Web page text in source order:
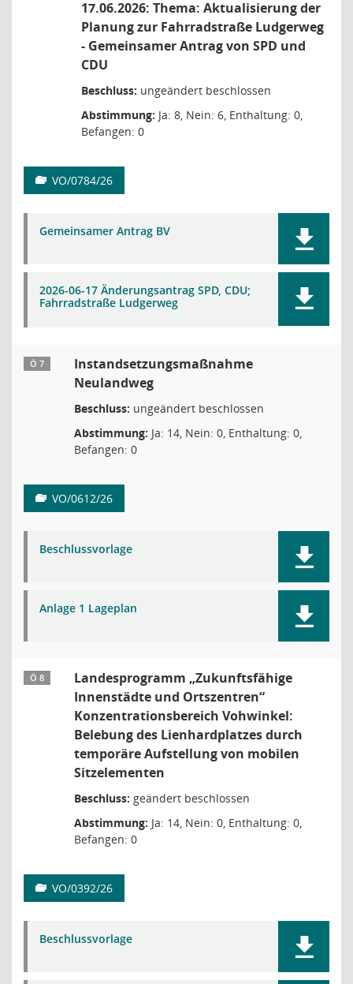
17.06.2026: Thema: Aktualisierung der
Planung zur Fahrradstraße Ludgerweg
- Gemeinsamer Antrag von SPD und
CDU
Beschluss: ungeändert beschlossen
Abstimmung: Ja: 8, Nein: 6, Enthaltung: 0,
Befangen: 0
VO/0784/26
Gemeinsamer Antrag BV
2026-06-17 Änderungsantrag SPD, CDU;
Fahrradstraße Ludgerweg
Ö 7
Instandsetzungsmaßnahme
Neulandweg
Beschluss: ungeändert beschlossen
Abstimmung: Ja: 14, Nein: 0, Enthaltung: 0,
Befangen: 0
VO/0612/26
Beschlussvorlage
Anlage 1 Lageplan
Ö 8
Landesprogramm „Zukunftsfähige
Innenstädte und Ortszentren“
Konzentrationsbereich Vohwinkel:
Belebung des Lienhardplatzes durch
temporäre Aufstellung von mobilen
Sitzelementen
Beschluss: geändert beschlossen
Abstimmung: Ja: 14, Nein: 0, Enthaltung: 0,
Befangen: 0
VO/0392/26
Beschlussvorlage